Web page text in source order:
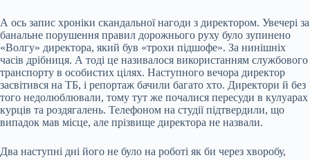
А ось запис хроніки скандальної нагоди з директором. Увечері за
банальне порушення правил дорожнього руху було зупинено
«Волгу» директора, який був «трохи підшофе». За нинішніх
часів дрібниця. А тоді це називалося використанням службового
транспорту в особистих цілях. Наступного вечора директор
засвітився на ТБ, і репортаж бачили багато хто. Директори й без
того недолюблювали, тому тут же почалися пересуди в кулуарах
курців та роздягалень. Телефоном на студії підтвердили, що
випадок мав місце, але прізвище директора не назвали.
Два наступні дні його не було на роботі як би через хворобу,